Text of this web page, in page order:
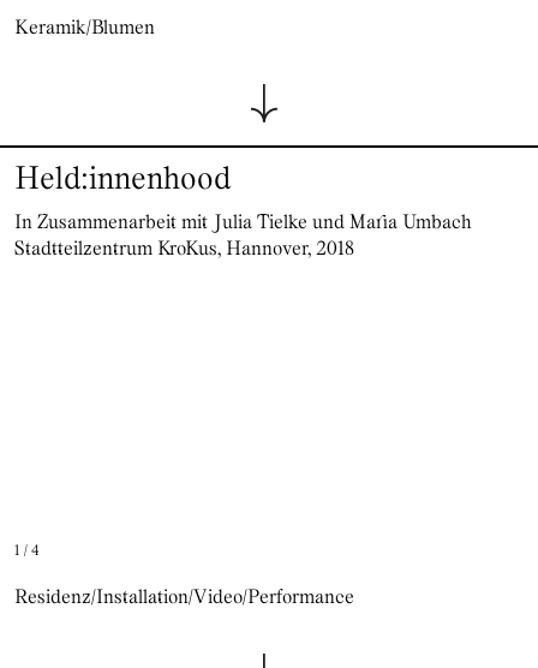
Keramik/Blumen
Held:innenhood
In Zusammenarbeit mit Julia Tielke und Maria Umbach
Stadtteilzentrum KroKus, Hannover, 2018
1 / 4
Residenz/Installation/Video/Performance